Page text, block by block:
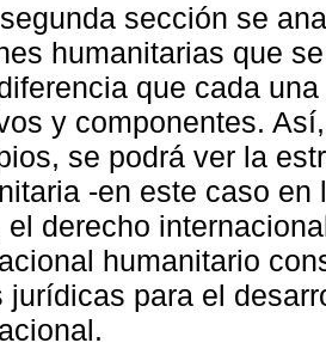
sección se
humanitarias que
que cada
y componentes.
se podrá ver la
-en este caso
el derecho
humanitario
jurídicas para el